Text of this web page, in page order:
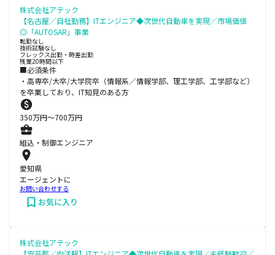
株式会社アテック
【名古屋／自社勤務】ITエンジニア◆次世代自動車を実現／市場価値
◎「AUTOSAR」事業
転勤なし
技術試験なし
フレックス出勤・時差出勤
残業20時間以下
■必須条件
・高専卒/大卒/大学院卒（情報系／情報学部、理工学部、工学部など）
を卒業しており、IT知見のある方
350万円〜700万円
組込・制御エンジニア
愛知県
エージェントに
お問い合わせする
お気に入り
株式会社アテック